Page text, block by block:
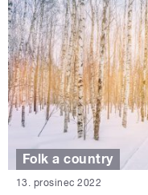
Folk a country
13. prosinec 2022